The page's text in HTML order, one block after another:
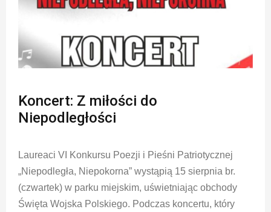
Koncert: Z miłości do
Niepodległości
Laureaci VI Konkursu Poezji i Pieśni Patriotycznej
„Niepodległa, Niepokorna” wystąpią 15 sierpnia br.
(czwartek) w parku miejskim, uświetniając obchody
Święta Wojska Polskiego. Podczas koncertu, który